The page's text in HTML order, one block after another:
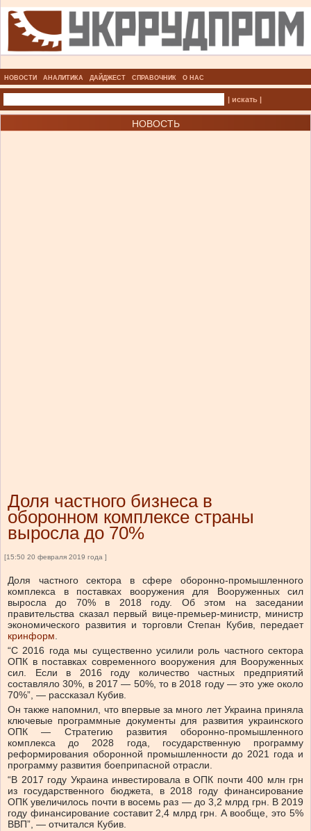
НОВОСТИ АНАЛИТИКА ДАЙДЖЕСТ СПРАВОЧНИК О НАС
| искать |
НОВОСТЬ
Доля частного бизнеса в
оборонном комплексе страны
выросла до 70%
[15:50 20 февраля 2019 года ]
Доля частного сектора в сфере оборонно-промышленного
комплекса в поставках вооружения для Вооруженных сил
выросла до 70% в 2018 году. Об этом на заседании
правительства сказал первый вице-премьер-министр, министр
экономического развития и торговли Степан Кубив, передает
кринформ.
“С 2016 года мы существенно усилили роль частного сектора
ОПК в поставках современного вооружения для Вооруженных
сил. Если в 2016 году количество частных предприятий
составляло 30%, в 2017 — 50%, то в 2018 году — это уже около
70%”, — рассказал Кубив.
Он также напомнил, что впервые за много лет Украина приняла
ключевые программные документы для развития украинского
ОПК — Стратегию развития оборонно-промышленного
комплекса до 2028 года, государственную программу
реформирования оборонной промышленности до 2021 года и
программу развития боеприпасной отрасли.
“В 2017 году Украина инвестировала в ОПК почти 400 млн грн
из государственного бюджета, в 2018 году финансирование
ОПК увеличилось почти в восемь раз — до 3,2 млрд грн. В 2019
году финансирование составит 2,4 млрд грн. А вообще, это 5%
ВВП”, — отчитался Кубив.